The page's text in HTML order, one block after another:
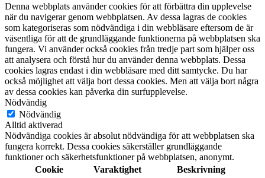
Denna webbplats använder cookies för att förbättra din upplevelse
när du navigerar genom webbplatsen. Av dessa lagras de cookies
som kategoriseras som nödvändiga i din webbläsare eftersom de är
väsentliga för att de grundläggande funktionerna på webbplatsen ska
fungera. Vi använder också cookies från tredje part som hjälper oss
att analysera och förstå hur du använder denna webbplats. Dessa
cookies lagras endast i din webbläsare med ditt samtycke. Du har
också möjlighet att välja bort dessa cookies. Men att välja bort några
av dessa cookies kan påverka din surfupplevelse.
Nödvändig
Nödvändig
Alltid aktiverad
Nödvändiga cookies är absolut nödvändiga för att webbplatsen ska
fungera korrekt. Dessa cookies säkerställer grundläggande
funktioner och säkerhetsfunktioner på webbplatsen, anonymt.
Cookie
Varaktighet Beskrivning